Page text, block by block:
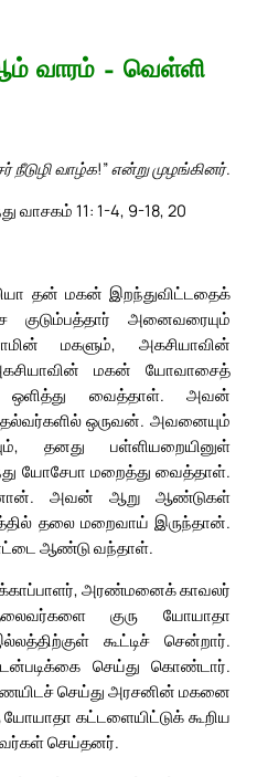
வாரம் – வெள்ளி
வாழ்க!” என்று முழங்கினர்.
வாசகம் 11: 1-4, 9-18, 20
தன் மகன் இறந்துவிட்டதைக்
குடும்பத்தார் அனைவரையும்
மகளும், அகசியாவின்
மகன் யோவாசைத்
வைத்தாள். அவன்
ஒருவன். அவனையும்
தனது பள்ளியறையினுள்
யோசேபா மறைத்து வைத்தாள்.
அவன் ஆறு ஆண்டுகள்
தலை மறைவாய் இருந்தான்.
ஆண்டு வந்தாள்.
அரண்மனைக் காவலர்
குரு யோயாதா
கூட்டிச் சென்றார்.
செய்து கொண்டார்.
செய்து அரசனின் மகனை
யோயாதா கட்டளையிட்டுக் கூறிய
செய்தனர்.